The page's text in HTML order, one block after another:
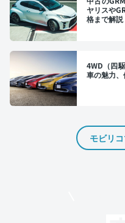
ヤリスや
格まで解説
4WD（四
車の魅力
モビリ